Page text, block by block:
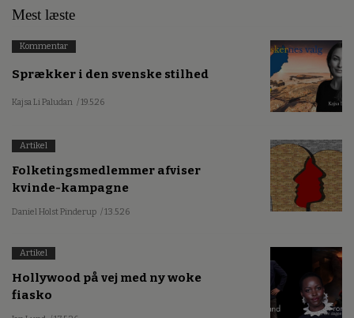
Mest læste
Kommentar
Sprækker i den svenske stilhed
Kajsa Li Paludan / 19.5.26
Artikel
Folketingsmedlemmer afviser
kvinde-kampagne
Daniel Holst Pinderup / 13.5.26
Artikel
Hollywood på vej med ny woke
fiasko